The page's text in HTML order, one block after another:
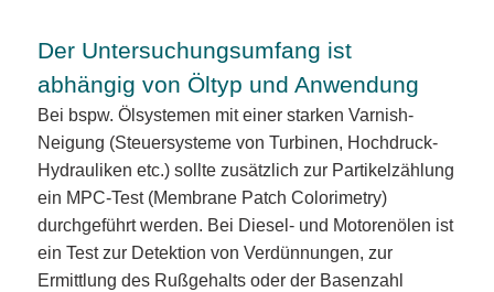
Der Untersuchungsumfang ist
abhängig von Öltyp und Anwendung
Bei bspw. Ölsystemen mit einer starken Varnish-
Neigung (Steuersysteme von Turbinen, Hochdruck-
Hydrauliken etc.) sollte zusätzlich zur Partikelzählung
ein MPC-Test (Membrane Patch Colorimetry)
durchgeführt werden. Bei Diesel- und Motorenölen ist
ein Test zur Detektion von Verdünnungen, zur
Ermittlung des Rußgehalts oder der Basenzahl